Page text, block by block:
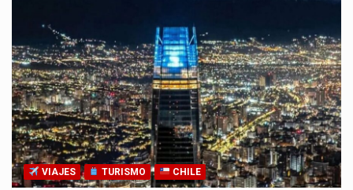
VIAJES TURISMO CHILE